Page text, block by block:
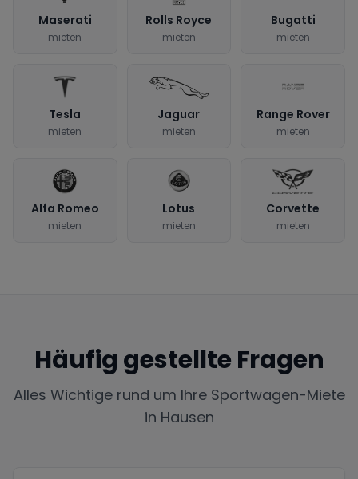
Maserati
mieten
Rolls Royce
mieten
Bugatti
mieten
Tesla
mieten
Jaguar
mieten
Range Rover
mieten
Alfa Romeo
mieten
Lotus
mieten
Corvette
mieten
Häufig gestellte Fragen
Alles Wichtige rund um Ihre Sportwagen-Miete
in Hausen